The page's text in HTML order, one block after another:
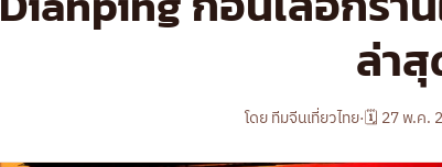
ล่า
โดย ทีมจีนเที่ยวไทย·🗓 27 พ.ค.